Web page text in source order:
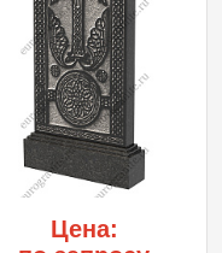
Цена: